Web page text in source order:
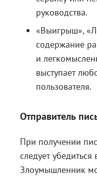
руководства.
«Выигрыш»,
содержание
и
выступает
пользователя.
Отправитель
При получении
следует
Злоумышленник